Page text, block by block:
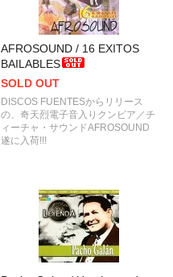
AFROSOUND / 16 EXITOS
BAILABLES
SOLD OUT
DISCOS FUENTESからリリース
の、奇天烈電子音入りクンビア／チ
ィーチャ・サウンドAFROSOUND
遂に入荷!!!